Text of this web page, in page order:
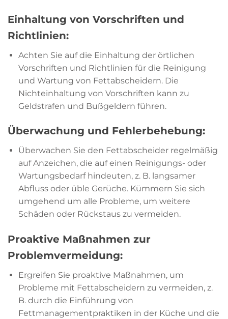
Einhaltung von Vorschriften und
Richtlinien:
Achten Sie auf die Einhaltung der örtlichen
Vorschriften und Richtlinien für die Reinigung
und Wartung von Fettabscheidern. Die
Nichteinhaltung von Vorschriften kann zu
Geldstrafen und Bußgeldern führen.
Überwachung und Fehlerbehebung:
Überwachen Sie den Fettabscheider regelmäßig
auf Anzeichen, die auf einen Reinigungs- oder
Wartungsbedarf hindeuten, z. B. langsamer
Abfluss oder üble Gerüche. Kümmern Sie sich
umgehend um alle Probleme, um weitere
Schäden oder Rückstaus zu vermeiden.
Proaktive Maßnahmen zur
Problemvermeidung:
Ergreifen Sie proaktive Maßnahmen, um
Probleme mit Fettabscheidern zu vermeiden, z.
B. durch die Einführung von
Fettmanagementpraktiken in der Küche und die